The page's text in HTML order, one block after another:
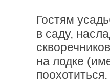
Гостям
в саду,
на лодке
поохотиться.